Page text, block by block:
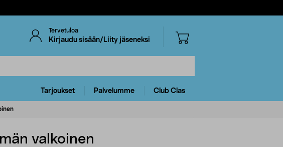
Tervetuloa
Kirjaudu sisään/Liity jäseneksi
Tarjoukset Palvelumme Club Clas
valkoinen